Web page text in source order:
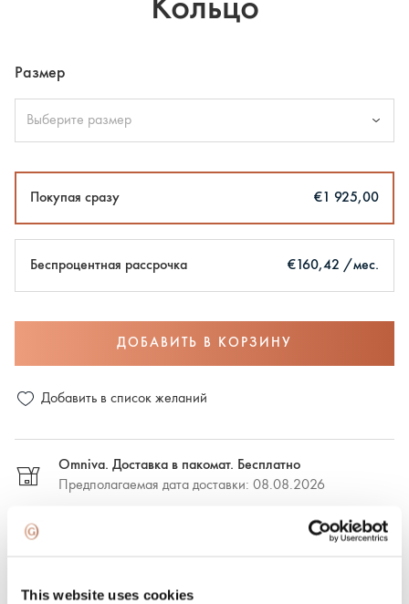
This website uses cookies
Кольцо
Размер
Выберите размер
Покупая сразу €1 925,00
Беспроцентная рассрочка €160,42 /мес.
ДОБАВИТЬ В КОРЗИНУ
Добавить в список желаний
Omniva. Доставка в пакомат. Бесплатно
Предполагаемая дата доставки: 08.08.2026